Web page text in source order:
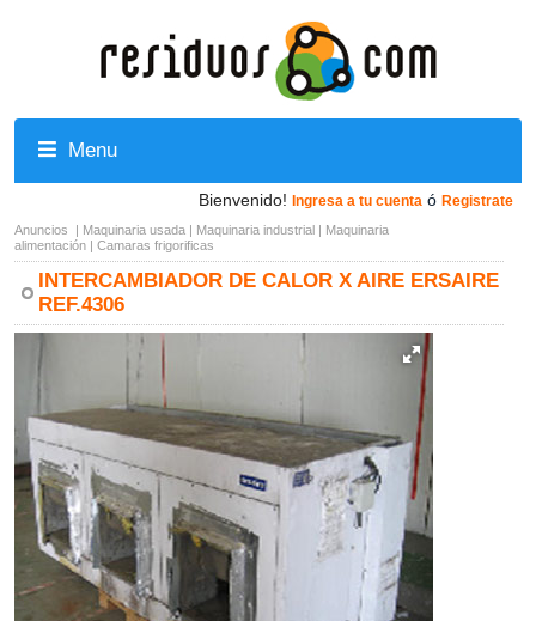
Menu
Bienvenido! Ingresa a tu cuenta ó Registrate
Anuncios | Maquinaria usada | Maquinaria industrial | Maquinaria
alimentación | Camaras frigorificas
INTERCAMBIADOR DE CALOR X AIRE ERSAIRE
REF.4306